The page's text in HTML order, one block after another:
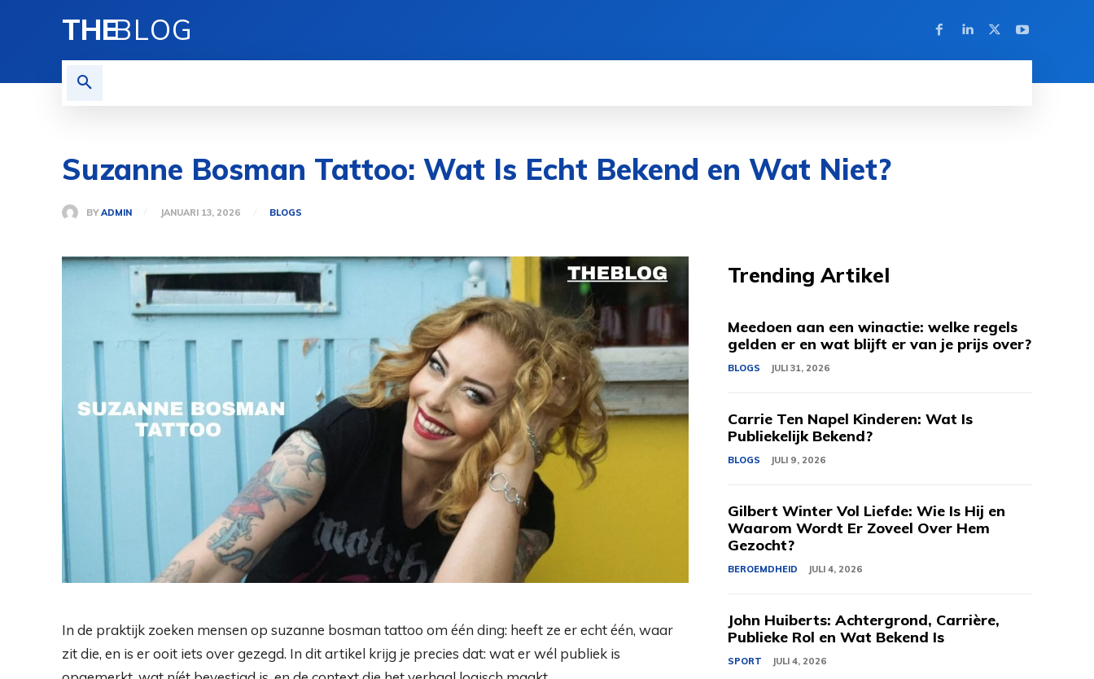
THEBLOG
Suzanne Bosman Tattoo: Wat Is Echt Bekend en Wat Niet?
BY ADMIN JANUARI 13, 2026 BLOGS
In de praktijk zoeken mensen op suzanne bosman tattoo om één ding: heeft ze er echt één, waar
zit die, en is er ooit iets over gezegd. In dit artikel krijg je precies dat: wat er wél publiek is
Trending Artikel
Meedoen aan een winactie: welke regels
gelden er en wat blijft er van je prijs over?
BLOGS JULI 31, 2026
Carrie Ten Napel Kinderen: Wat Is
Publiekelijk Bekend?
BLOGS JULI 9, 2026
Gilbert Winter Vol Liefde: Wie Is Hij en
Waarom Wordt Er Zoveel Over Hem
Gezocht?
BEROEMDHEID JULI 4, 2026
John Huiberts: Achtergrond, Carrière,
Publieke Rol en Wat Bekend Is
SPORT JULI 4, 2026